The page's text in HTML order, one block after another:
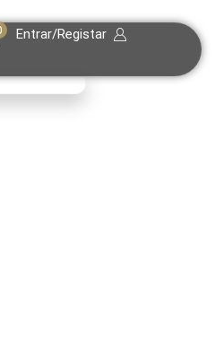
Entrar/Registar